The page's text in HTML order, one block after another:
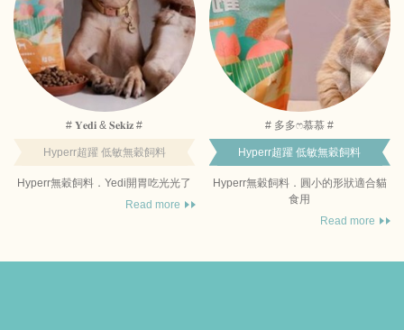
# 𝐘𝐞𝐝𝐢 & 𝐒𝐞𝐤𝐢𝐳 #
Hyperr超躍 低敏無穀飼料
Hyperr無穀飼料．Yedi開胃吃光光了
Read more
# 多多ෆ慕慕 #
Hyperr超躍 低敏無穀飼料
Hyperr無穀飼料．圓小的形狀適合貓
食用
Read more